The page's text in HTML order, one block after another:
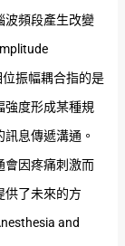
波頻段產生改變
振幅耦合指的是
強度形成某種規
息傳遞溝通。
會因疼痛刺激而
供了未來的方
and